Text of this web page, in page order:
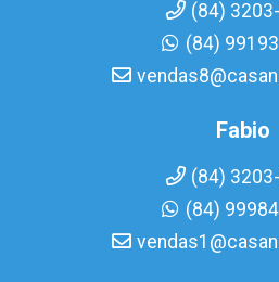
(84)
(84)
Fabio
(84)
(84)